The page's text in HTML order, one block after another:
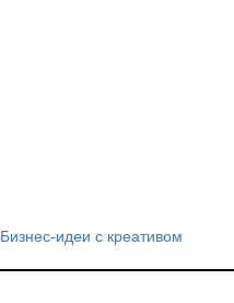
Бизнес-идеи с креативом